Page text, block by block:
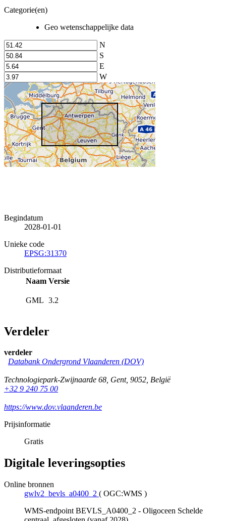
Categorie(en)
Geo wetenschappelijke data
N
S
E
W
Begindatum
2028-01-01
Unieke code
EPSG:31370
Distributieformaat
Naam Versie
GML 3.2
Verdeler
verdeler
Databank Ondergrond Vlaanderen (DOV)
Technologiepark-Zwijnaarde 68, Gent, 9052, België
+32 9 240 75 00
https://www.dov.vlaanderen.be
Prijsinformatie
Gratis
Digitale leveringsopties
Online bronnen
gwlv2_bevls_a0400_2 ( OGC:WMS )
WMS-endpoint BEVLS_A0400_2 - Oligoceen Schelde